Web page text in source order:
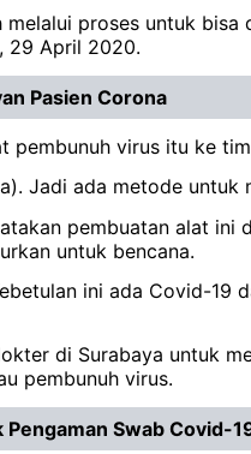
proses untuk
29 April 2020.
Pasien Corona
pembunuh virus itu ke
Jadi ada metode untuk
pembuatan alat
untuk bencana.
ini ada Covid-19
di Surabaya untuk
pembunuh virus.
Pengaman Swab Covid-